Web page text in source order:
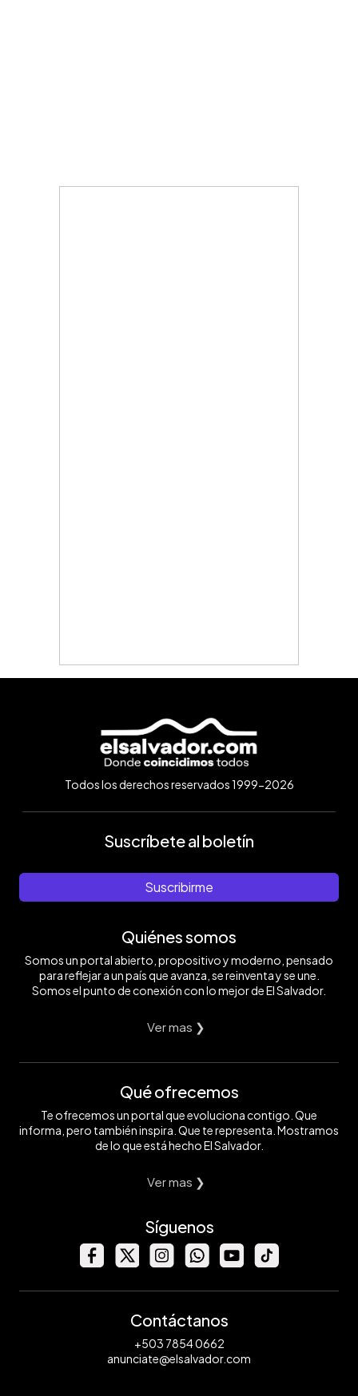
Todos los derechos reservados 1999-2026
Suscríbete al boletín
Suscribirme
Quiénes somos
Somos un portal abierto, propositivo y moderno, pensado
para reflejar a un país que avanza, se reinventa y se une.
Somos el punto de conexión con lo mejor de El Salvador.
Ver mas ❯
Qué ofrecemos
Te ofrecemos un portal que evoluciona contigo. Que
informa, pero también inspira. Que te representa. Mostramos
de lo que está hecho El Salvador.
Ver mas ❯
Síguenos
Contáctanos
+503 7854 0662
anunciate@elsalvador.com